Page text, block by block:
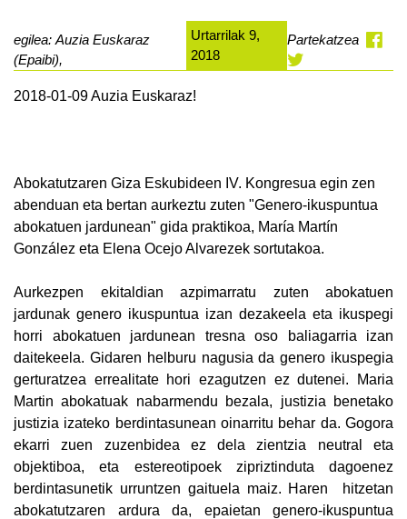
egilea: Auzia Euskaraz
(Epaibi),
Urtarrilak 9,
2018
Partekatzea
2018-01-09 Auzia Euskaraz!
Abokatutzaren Giza Eskubideen IV. Kongresua egin zen
abenduan eta bertan aurkeztu zuten "Genero-ikuspuntua
abokatuen jardunean" gida praktikoa, María Martín
González eta Elena Ocejo Alvarezek sortutakoa.
Aurkezpen ekitaldian azpimarratu zuten abokatuen
jardunak genero ikuspuntua izan dezakeela eta ikuspegi
horri abokatuen jardunean tresna oso baliagarria izan
daitekeela. Gidaren helburu nagusia da genero ikuspegia
gerturatzea errealitate hori ezagutzen ez dutenei. Maria
Martin abokatuak nabarmendu bezala, justizia benetako
justizia izateko berdintasunean oinarritu behar da. Gogora
ekarri zuen zuzenbidea ez dela zientzia neutral eta
objektiboa, eta estereotipoek zipriztinduta dagoenez
berdintasunetik urruntzen gaituela maiz. Haren hitzetan
abokatutzaren ardura da, epaietan genero-ikuspuntua